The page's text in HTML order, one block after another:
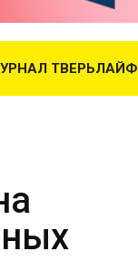
ТВЕРЬЛАЙФ